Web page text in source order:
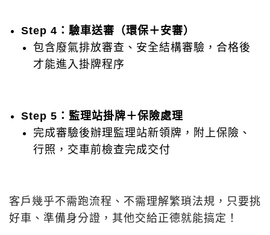
Step 4：驗車送審（環保＋安審）
包含廢氣排放審查、安全結構審驗，合格後
才能進入掛牌程序
Step 5：監理站掛牌＋保險處理
完成審驗後辦理監理站新領牌，附上保險、
行照，交車前檢查完成交付
客戶幾乎不需跑流程、不需理解繁瑣法規，只要挑
好車、準備身分證，其他交給正德就能搞定！